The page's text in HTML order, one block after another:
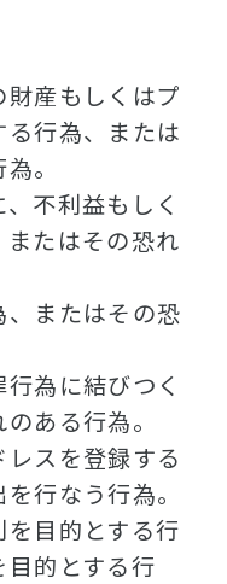
産もしくはプ
行為、または
。
不利益もしく
たはその恐れ
またはその恐
為に結びつく
ある行為。
スを登録する
行なう行為。
目的とする行
的とする行